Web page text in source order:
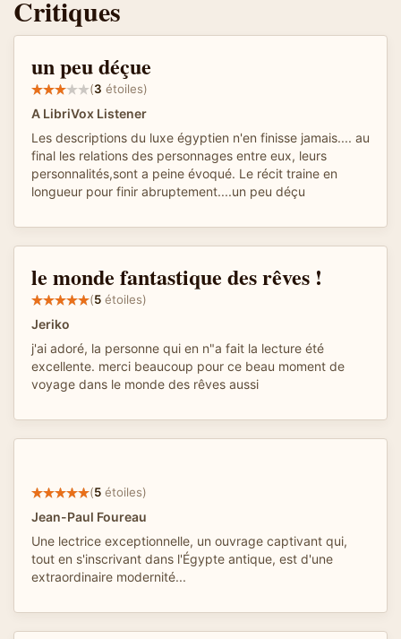
Critiques
un peu déçue
(3 étoiles)
A LibriVox Listener
Les descriptions du luxe égyptien n'en finisse jamais.... au
final les relations des personnages entre eux, leurs
personnalités,sont a peine évoqué. Le récit traine en
longueur pour finir abruptement....un peu déçu
le monde fantastique des rêves !
(5 étoiles)
Jeriko
j'ai adoré, la personne qui en n"a fait la lecture été
excellente. merci beaucoup pour ce beau moment de
voyage dans le monde des rêves aussi
(5 étoiles)
Jean-Paul Foureau
Une lectrice exceptionnelle, un ouvrage captivant qui,
tout en s'inscrivant dans l'Égypte antique, est d'une
extraordinaire modernité...